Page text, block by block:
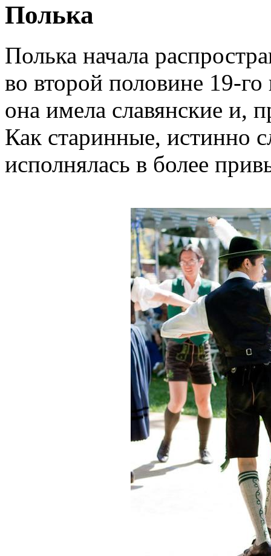
Полька
Полька начала
во второй половине 19-го
она имела славянские и,
Как старинные, истинно
исполнялась в более